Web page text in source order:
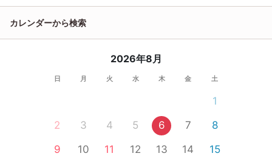
カレンダーから検索
2026年8月
日 月 火 水 木 金 土
1
2
3 4 5 6 7
8
9
10 11 12 13 14
15